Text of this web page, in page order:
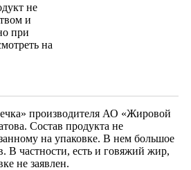
не
и
при
на
производителя АО «Жировой
Состав продукта не
на упаковке. В нем большое
В частности, есть и говяжий жир,
не заявлен.